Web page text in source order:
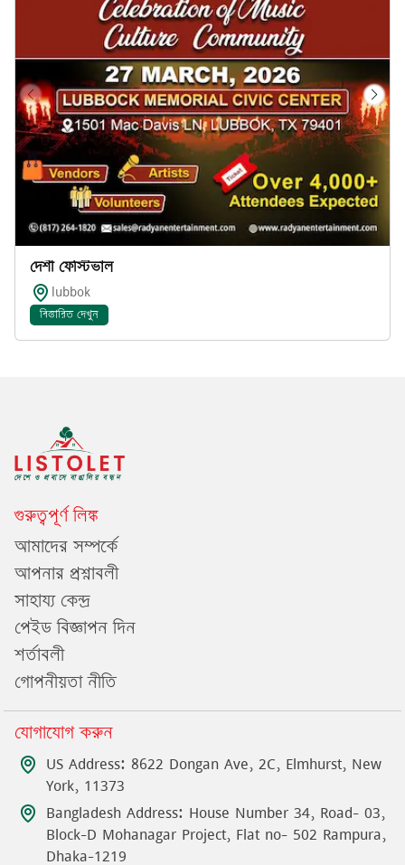
দেশী ফেস্টিভাল
lubbok
বিস্তারিত দেখুন
গুরুত্বপূর্ণ লিঙ্ক
আমাদের সম্পর্কে
আপনার প্রশ্নাবলী
সাহায্য কেন্দ্র
পেইড বিজ্ঞাপন দিন
শর্তাবলী
গোপনীয়তা নীতি
যোগাযোগ করুন
US Address: 8622 Dongan Ave, 2C, Elmhurst, New
York, 11373
Bangladesh Address: House Number 34, Road- 03,
Block-D Mohanagar Project, Flat no- 502 Rampura,
Dhaka-1219